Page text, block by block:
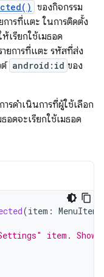
ของกิจกรรม
การที่แตะ ในการติดตั้ง
ห้เรียกใช้เมธอด
ยการที่แตะ รหัสที่ส่ง
ต์ android:id ของ
รดำเนินการที่ผู้ใช้เลือก
อดจะเรียกใช้เมธอด
(item : MenuItem
item.